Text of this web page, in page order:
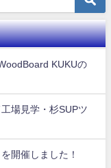
KUKUの
場見学・杉SUPツ
開催しました！